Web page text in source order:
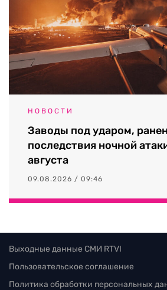
НОВОСТИ
Заводы под ударом,
последствия ночной
августа
09.08.2026 / 09:46
Выходные данные СМИ RTVI
Пользовательское соглашение
Политика обработки персональных